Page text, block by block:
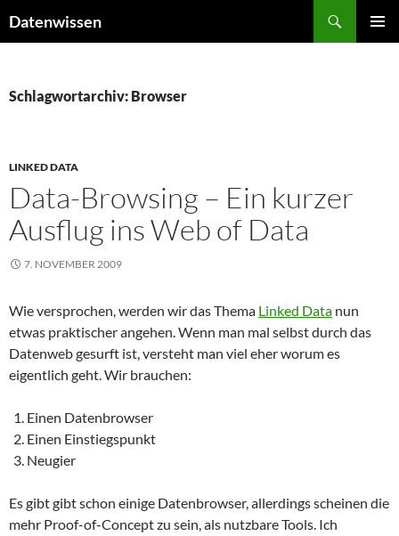
Inhalt
Datenwissen
Schlagwortarchiv: Browser
LINKED DATA
Data-Browsing – Ein kurzer
Ausflug ins Web of Data
7. NOVEMBER 2009
Wie versprochen, werden wir das Thema Linked Data nun
etwas praktischer angehen. Wenn man mal selbst durch das
Datenweb gesurft ist, versteht man viel eher worum es
eigentlich geht. Wir brauchen:
Einen Datenbrowser
Einen Einstiegspunkt
Neugier
Es gibt gibt schon einige Datenbrowser, allerdings scheinen die
mehr Proof-of-Concept zu sein, als nutzbare Tools. Ich